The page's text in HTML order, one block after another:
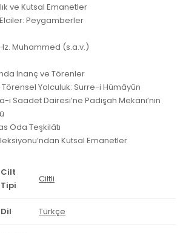
ve Kutsal Emanetler
Peygamberler
Muhammed (s.a.v.)
İnanç ve Törenler
Yolculuk: Surre-i Hümâyûn
i Saadet Dairesi’ne Padişah Mekanı’nın
Oda Teşkilâtı
Kutsal Emanetler
Cilt
Tipi
Ciltli
Dil Türkçe